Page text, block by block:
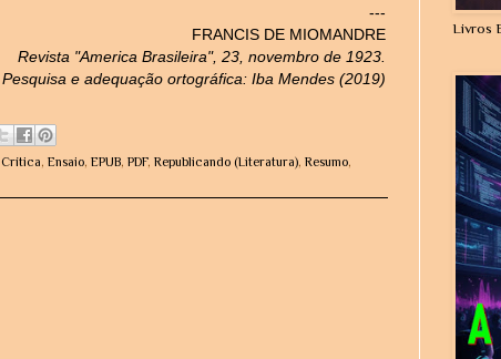
---
FRANCIS DE MIOMANDRE
Revista "America Brasileira", 23, novembro de 1923.
Pesquisa e adequação ortográfica: Iba Mendes (2019)
Crítica, Ensaio, EPUB, PDF, Republicando (Literatura), Resumo,
Livros